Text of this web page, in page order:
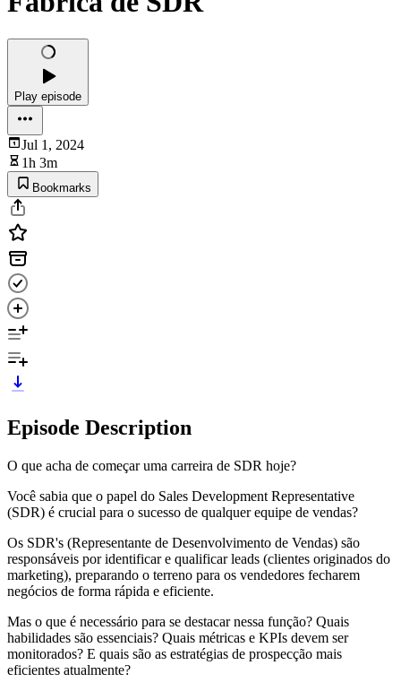
Play episode
Jul 1, 2024
1h 3m
Bookmarks
Episode Description
O que acha de começar uma carreira de SDR hoje?
Você sabia que o papel do Sales Development Representative
(SDR) é crucial para o sucesso de qualquer equipe de vendas?
Os SDR's (Representante de Desenvolvimento de Vendas) são
responsáveis por identificar e qualificar leads (clientes originados do
marketing), preparando o terreno para os vendedores fecharem
negócios de forma rápida e eficiente.
Mas o que é necessário para se destacar nessa função? Quais
habilidades são essenciais? Quais métricas e KPIs devem ser
monitorados? E quais são as estratégias de prospecção mais
eficientes atualmente?